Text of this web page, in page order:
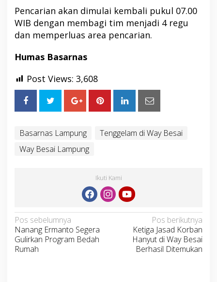
Pencarian akan dimulai kembali pukul 07.00
WIB dengan membagi tim menjadi 4 regu
dan memperluas area pencarian.
Humas Basarnas
Post Views: 3,608
Basarnas Lampung
Tenggelam di Way Besai
Way Besai Lampung
Ikuti Kami
Navigasi
pos
Pos sebelumnya
Nanang Ermanto Segera
Gulirkan Program Bedah
Rumah
Pos berikutnya
Ketiga Jasad Korban
Hanyut di Way Besai
Berhasil Ditemukan